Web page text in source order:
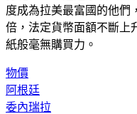
倍，法定貨幣面額不斷上
紙般毫無購買力。
阿根廷
委內瑞拉
拉丁美洲